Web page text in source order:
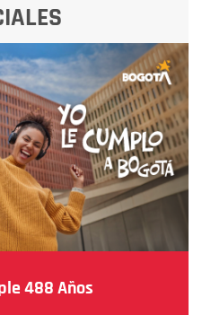
488 Años